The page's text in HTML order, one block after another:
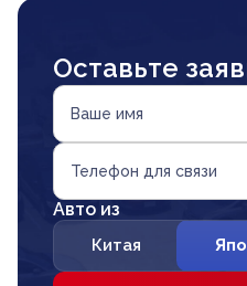
Оставьте
Ваше имя
Телефон для связи
Авто из
Китая